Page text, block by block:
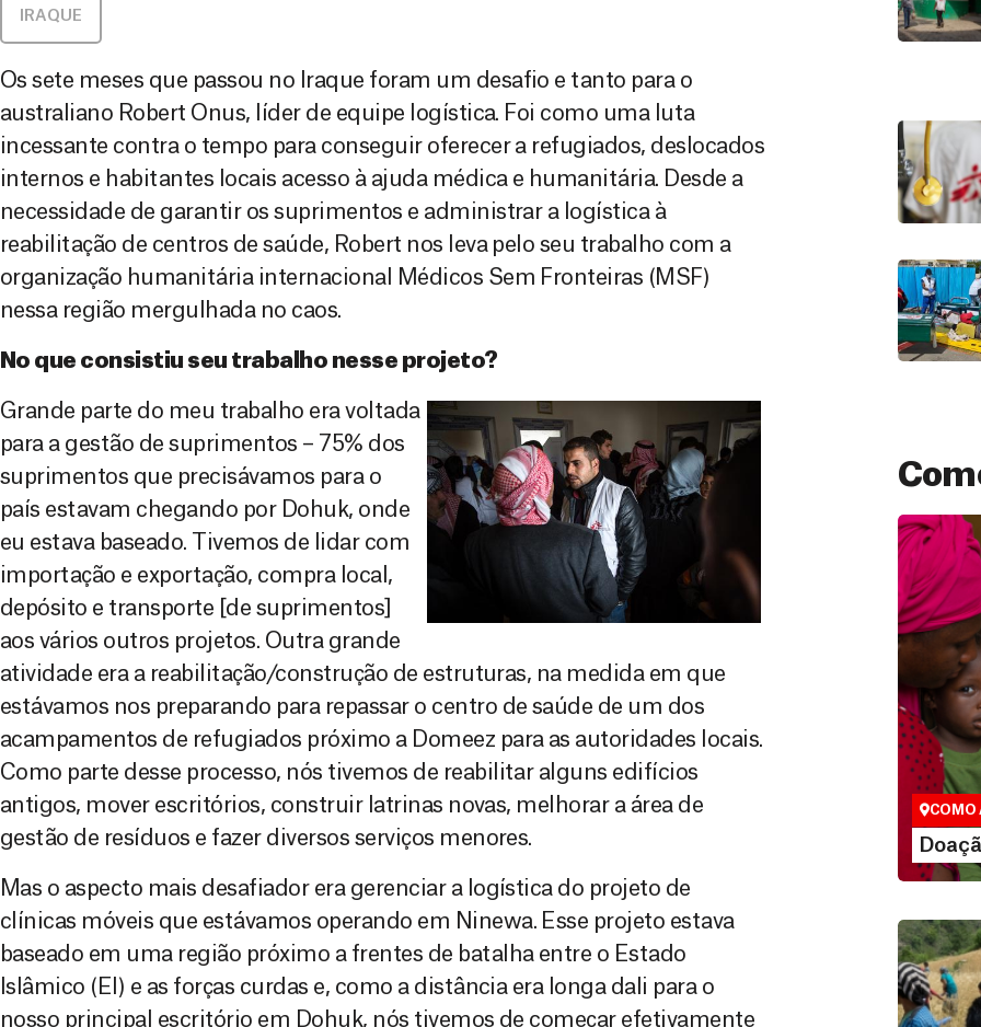
IRAQUE
Os sete meses que passou no Iraque foram um desafio e tanto para o
australiano Robert Onus, líder de equipe logística. Foi como uma luta
incessante contra o tempo para conseguir oferecer a refugiados, deslocados
internos e habitantes locais acesso à ajuda médica e humanitária. Desde a
necessidade de garantir os suprimentos e administrar a logística à
reabilitação de centros de saúde, Robert nos leva pelo seu trabalho com a
organização humanitária internacional Médicos Sem Fronteiras (MSF)
nessa região mergulhada no caos.
No que consistiu seu trabalho nesse projeto?
Grande parte do meu trabalho era voltada
para a gestão de suprimentos – 75% dos
suprimentos que precisávamos para o
país estavam chegando por Dohuk, onde
eu estava baseado. Tivemos de lidar com
importação e exportação, compra local,
depósito e transporte [de suprimentos]
aos vários outros projetos. Outra grande
atividade era a reabilitação/construção de estruturas, na medida em que
estávamos nos preparando para repassar o centro de saúde de um dos
acampamentos de refugiados próximo a Domeez para as autoridades locais.
Como parte desse processo, nós tivemos de reabilitar alguns edifícios
antigos, mover escritórios, construir latrinas novas, melhorar a área de
gestão de resíduos e fazer diversos serviços menores.
Mas o aspecto mais desafiador era gerenciar a logística do projeto de
clínicas móveis que estávamos operando em Ninewa. Esse projeto estava
baseado em uma região próximo a frentes de batalha entre o Estado
Islâmico (EI) e as forças curdas e, como a distância era longa dali para o
nosso principal escritório em Dohuk, nós tivemos de começar efetivamente
Doação
São as
que nos
vidas em
COMO